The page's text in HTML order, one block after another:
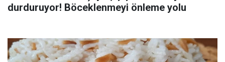
durduruyor! Böceklenmeyi önleme yolu